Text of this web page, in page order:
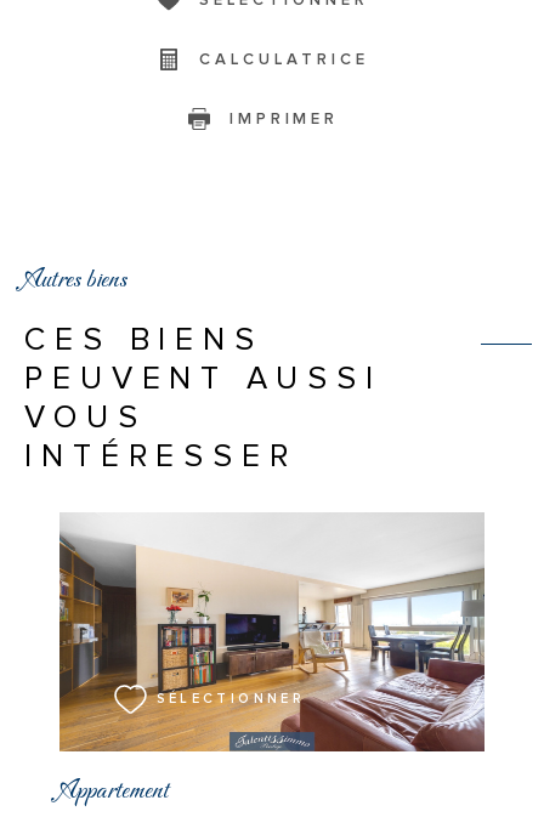
CALCULATRICE
IMPRIMER
Autres biens
CES BIENS
PEUVENT AUSSI
VOUS
INTÉRESSER
Appartement
SÉLECTIONNER
VOIR LE BIEN